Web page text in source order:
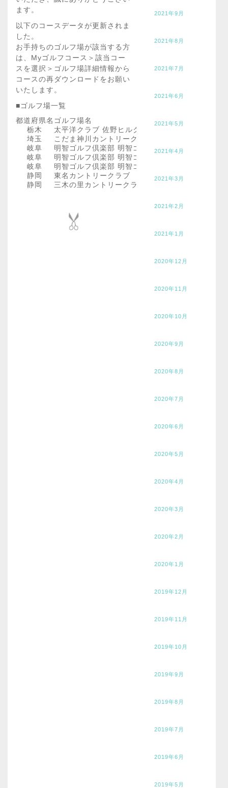
ます。
以下のコースデータが更新されま
した。
お手持ちのゴルフ場が該当する方
は、Myゴルフコース＞該当コー
スを選択＞ゴルフ場詳細情報から
コースの再ダウンロードをお願い
いたします。
■ゴルフ場一覧
都道府県名 ゴルフ場名
栃木
太平洋クラブ 佐野ヒルクレストコース
埼玉
こだま神川カントリークラブ
岐阜
明智ゴルフ倶楽部 明智ゴルフ場 東コース
岐阜
明智ゴルフ倶楽部 明智ゴルフ場 中コース
岐阜
明智ゴルフ倶楽部 明智ゴルフ場 西コース
静岡
東名カントリークラブ
静岡
三木の里カントリークラブ
2021年9月
2021年8月
2021年7月
2021年6月
2021年5月
2021年4月
2021年3月
2021年2月
2021年1月
2020年12月
2020年11月
2020年10月
2020年9月
2020年8月
2020年7月
2020年6月
2020年5月
2020年4月
2020年3月
2020年2月
2020年1月
2019年12月
2019年11月
2019年10月
2019年9月
2019年8月
2019年7月
2019年6月
2019年5月